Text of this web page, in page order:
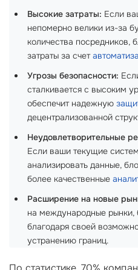
Высокие затраты: Если
непомерно велики из-за
количества посредников,
затраты за счет
Угрозы безопасности:
сталкивается с высоким
обеспечит надежную
децентрализованной
Неудовлетворительные
Если ваши текущие
анализировать данные,
более качественные
Расширение на новые
на международные рынки,
благодаря своей
устранению границ.